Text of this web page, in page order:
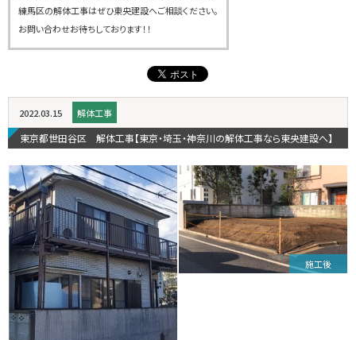
練馬区の解体工事はぜひ東央建設へご相談ください。
お問い合わせお待ちしております！！
2022.03.15 解体工事
東京都世田谷区 解体工事【東京・埼玉・神奈川の解体工事なら東央建設へ】
施工後